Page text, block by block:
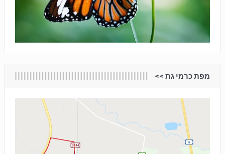
מפת כרמי גת <<